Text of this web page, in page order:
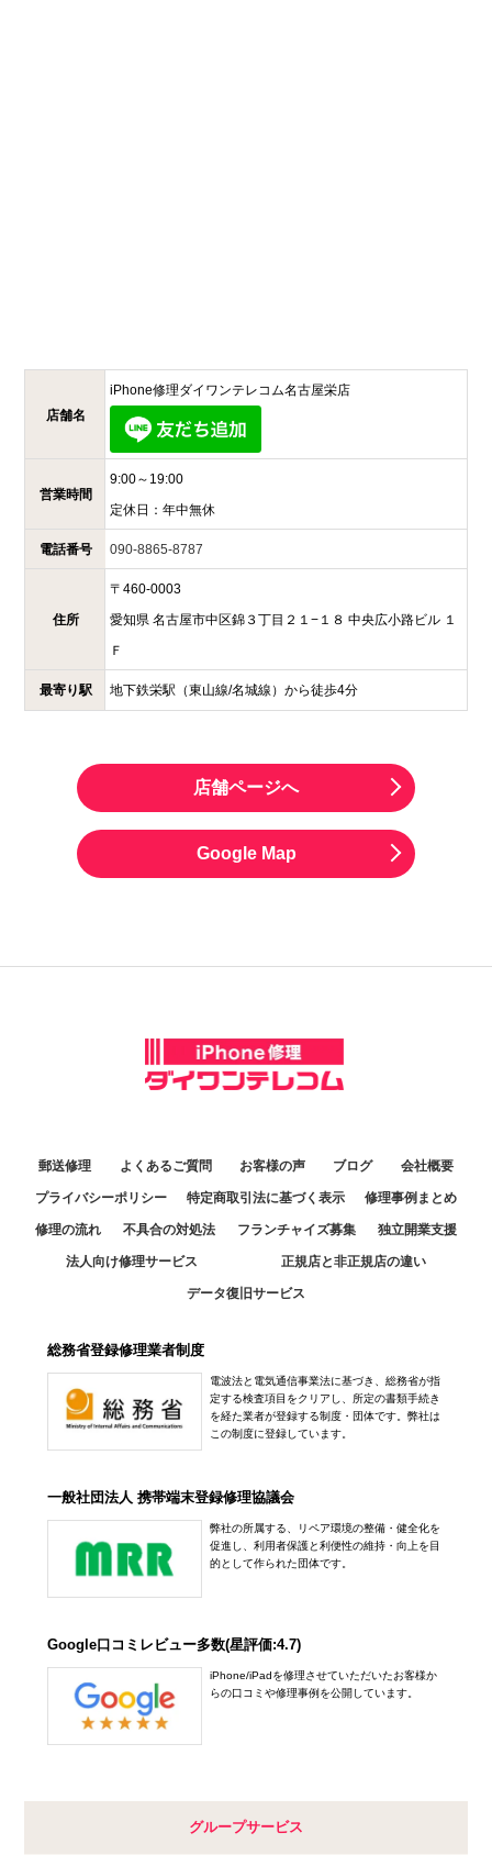
店舗名
iPhone修理ダイワンテレコム名古屋栄店
営業時間
9:00～19:00
定休日： 年中無休
電話番号 090-8865-8787
住所
〒 460-0003
愛知県 名古屋市中区錦３丁目２１−１８ 中央広小路ビル １
Ｆ
最寄り駅 地下鉄栄駅（東山線/名城線）から徒歩4分
店舗ページへ
Google Map
郵送修理 よくあるご質問 お客様の声 ブログ 会社概要
プライバシーポリシー 特定商取引法に基づく表示 修理事例まとめ
修理の流れ 不具合の対処法 フランチャイズ募集 独立開業支援
法人向け修理サービス 正規店と非正規店の違い
データ復旧サービス
総務省登録修理業者制度
電波法と電気通信事業法に基づき、総務省が指
定する検査項目をクリアし、所定の書類手続き
を経た業者が登録する制度・団体です。弊社は
この制度に登録しています。
一般社団法人 携帯端末登録修理協議会
弊社の所属する、リペア環境の整備・健全化を
促進し、利用者保護と利便性の維持・向上を目
的として作られた団体です。
Google口コミレビュー多数(星評価:4.7)
iPhone/iPadを修理させていただいたお客様か
らの口コミや修理事例を公開しています。
グループサービス